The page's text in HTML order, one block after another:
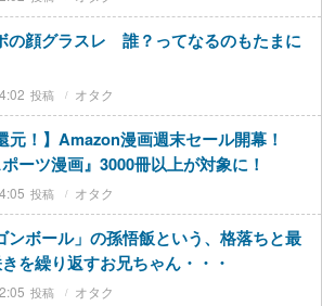
の顔グラスレ 誰？ってなるのもたまに
オタク
元！】Amazon漫画週末セール開幕！
ポーツ漫画』3000冊以上が対象に！
オタク
ンボール」の孫悟飯という、格落ちと最
を繰り返すお兄ちゃん・・・
オタク